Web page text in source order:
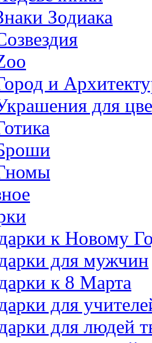
Зодиака
и
для
к Новому
для мужчин
к 8 Марта
для
для людей